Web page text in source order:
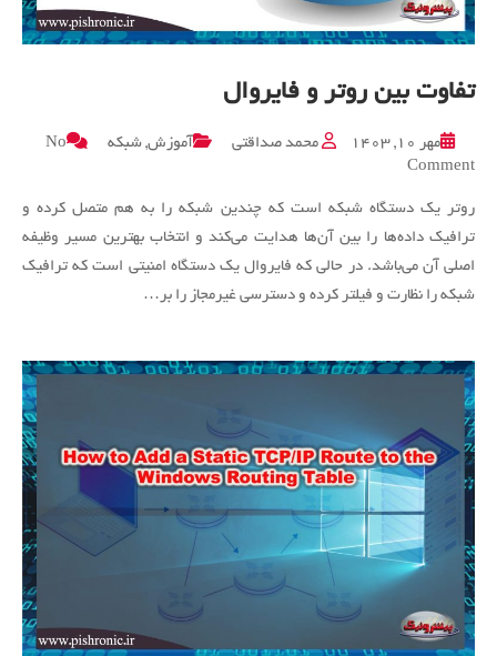
تفاوت بین روتر و فایروال
مهر ۱۰, ۱۴۰۳ محمد صداقتی آموزش, شبکه
No
Comment
on
بین
روتر
روتر یک دستگاه شبکه است که چندین شبکه را به هم متصل کرده و
ترافیک داده‌ها را بین آن‌ها هدایت می‌کند و انتخاب بهترین مسیر وظیفه
اصلی آن می‌باشد. در حالی که فایروال یک دستگاه امنیتی است که ترافیک
شبکه را نظارت و فیلتر کرده و دسترسی غیرمجاز را بر…